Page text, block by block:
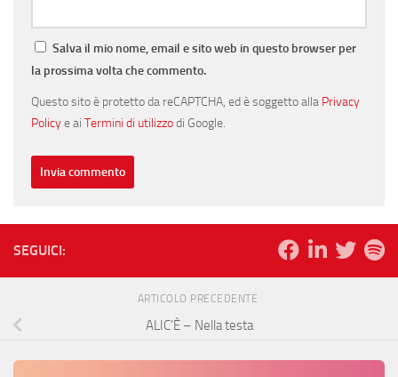
Salva il mio nome, email e sito web in questo browser per
la prossima volta che commento.
Questo sito è protetto da reCAPTCHA, ed è soggetto alla Privacy
Policye ai Termini di utilizzodi Google.
SEGUICI:
ARTICOLO PRECEDENTE
ALIC’È – Nella testa